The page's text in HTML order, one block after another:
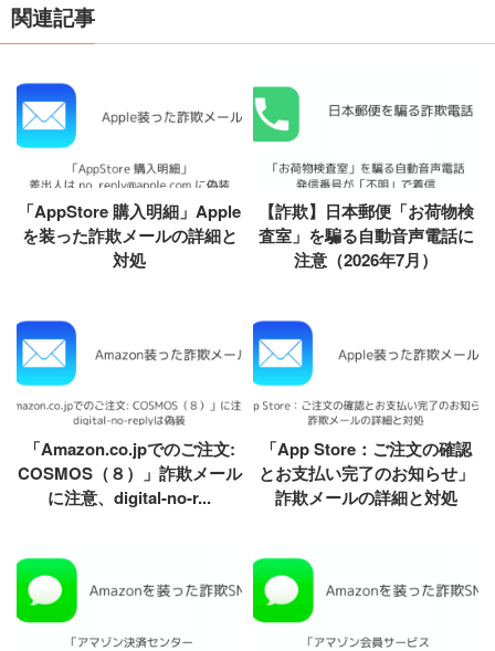
関連記事
「AppStore 購入明細」Apple
を装った詐欺メールの詳細と
対処
【詐欺】日本郵便「お荷物検
査室」を騙る自動音声電話に
注意（2026年7月）
「Amazon.co.jpでのご注文:
COSMOS（８）」詐欺メール
に注意、digital-no-r...
「App Store：ご注文の確認
とお支払い完了のお知らせ」
詐欺メールの詳細と対処